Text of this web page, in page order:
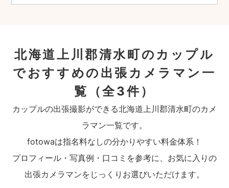
北海道上川郡清水町のカップル
でおすすめの出張カメラマン一
覧
（全3件）
カップルの出張撮影ができる北海道上川郡清水町のカメ
ラマン一覧です。
fotowaは指名料なしの分かりやすい料金体系！
プロフィール・写真例・口コミを参考に、お気に入りの
出張カメラマンをじっくりお選びいただけます。